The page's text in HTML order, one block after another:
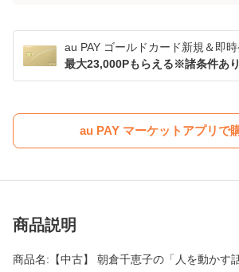
au PAY ゴールドカード新規＆即
最大23,000Pもらえる※諸条件あり
au PAY マーケットアプリで
商品説明
商品名:【中古】 朝倉千恵子の「人を動かす